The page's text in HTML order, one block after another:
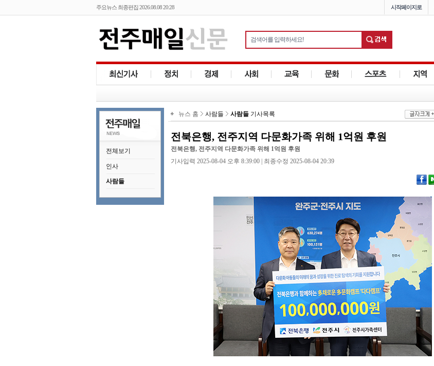
주요뉴스 최종편집 2026.08.08 20:28 시작페이지로
전체보기
인사
사람들
뉴스 홈 사람들 사람들 기사목록
전북은행, 전주지역 다문화가족 위해 1억원 후원
전북은행, 전주지역 다문화가족 위해 1억원 후원
기사입력 2025-08-04 오후 8:39:00 | 최종수정 2025-08-04 20:39